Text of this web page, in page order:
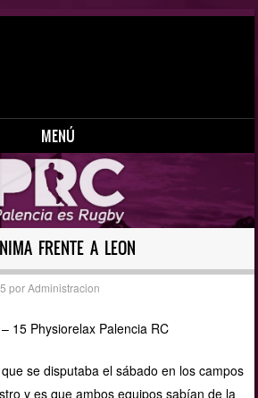
MENÚ
FRENTE A LEON
porAdministracion
15 Physiorelax Palencia RC
se disputaba el sábado en los campos
y es que ambos equipos sabían de la